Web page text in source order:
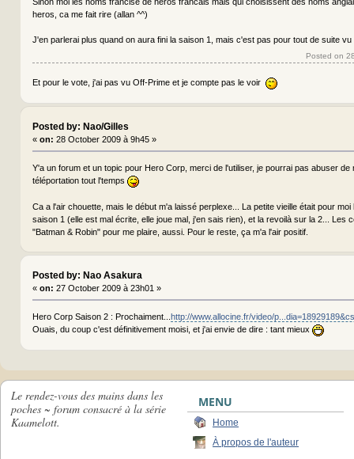
heros, ca me fait rire (allan ^^)
J'en parlerai plus quand on aura fini la saison 1, mais c'est pas pour tout de suite
Posted on
Et pour le vote, j'ai pas vu Off-Prime et je compte pas le voir
Posted by: Nao/Gilles
« on: 28 October 2009 à 9h45 »
Y'a un forum et un topic pour Hero Corp, merci de l'utiliser, je pourrai pas abuser de
téléportation tout l'temps
Ca a l'air chouette, mais le début m'a laissé perplexe... La petite vieille était pour
saison 1 (elle est mal écrite, elle joue mal, j'en sais rien), et la revoilà sur la 2... Les
"Batman & Robin" pour me plaire, aussi. Pour le reste, ça m'a l'air positif.
Posted by: Nao Asakura
« on: 27 October 2009 à 23h01 »
Hero Corp Saison 2 : Prochaiment... http://www.allocine.fr/video/
Ouais, du coup c'est définitivement moisi, et j'ai envie de dire : tant mieux
Le rendez-vous des mains dans les
poches ~ forum consacré à la série
Kaamelott.
MENU
Home
À propos de l'auteur